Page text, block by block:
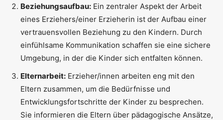
Beziehungsaufbau: Ein zentraler Aspekt der Arbeit
eines Erziehers/einer Erzieherin ist der Aufbau einer
vertrauensvollen Beziehung zu den Kindern. Durch
einfühlsame Kommunikation schaffen sie eine sichere
Umgebung, in der die Kinder sich entfalten können.
Elternarbeit: Erzieher/innen arbeiten eng mit den
Eltern zusammen, um die Bedürfnisse und
Entwicklungsfortschritte der Kinder zu besprechen.
Sie informieren die Eltern über pädagogische Ansätze,